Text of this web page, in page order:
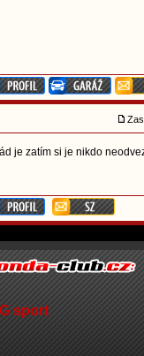
je zatím si je nikdo
sport